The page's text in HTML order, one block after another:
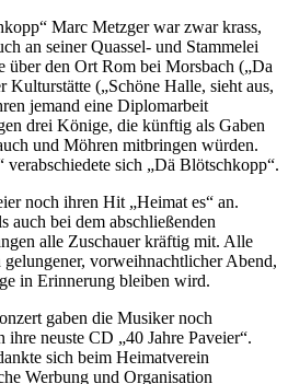
Marc Metzger war zwar krass,
an seiner Quassel- und Stammelei
über den Ort Rom bei Morsbach („Da
Kulturstätte („Schöne Halle, sieht aus,
jemand eine Diplomarbeit
drei Könige, die künftig als Gaben
und Möhren mitbringen würden.
sich „Dä Blötschkopp“.
noch ihren Hit „Heimat es“ an.
auch bei dem abschließenden
alle Zuschauer kräftig mit. Alle
vorweihnachtlicher Abend,
in Erinnerung bleiben wird.
gaben die Musiker noch
neuste CD „40 Jahre Paveier“.
sich beim Heimatverein
Werbung und Organisation